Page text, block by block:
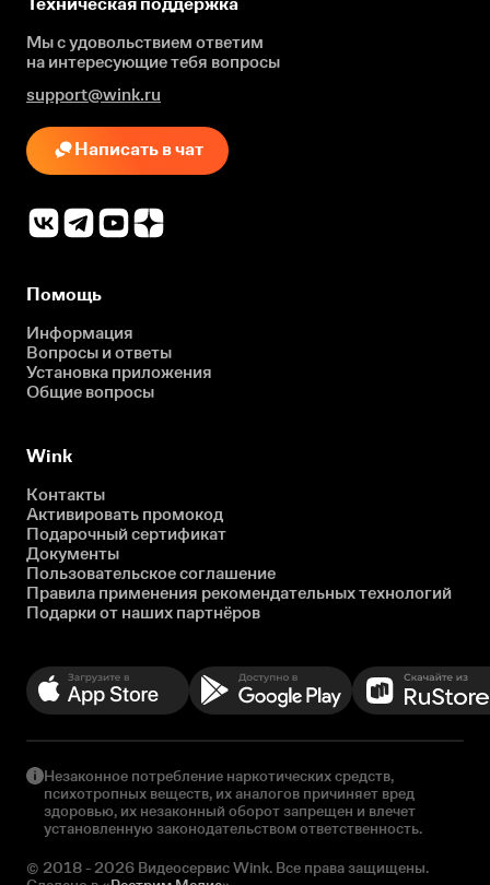
Мы с удовольствием ответим
на интересующиетебя вопросы
support@wink.ru
Написать в чат
Помощь
Информация
Вопросы и ответы
Установка приложения
Общие вопросы
Wink
Контакты
Активировать промокод
Подарочный сертификат
Документы
Пользовательское соглашение
Правила применения рекомендательных технологий
Подарки от наших партнёров
Незаконное потребление наркотических средств,
психотропных веществ, их аналогов причиняет вред
здоровью, их незаконный оборот запрещен и влечет
установленную законодательством ответственность.
© 2018 - 2026 Видеосервис Wink. Все права защищены.